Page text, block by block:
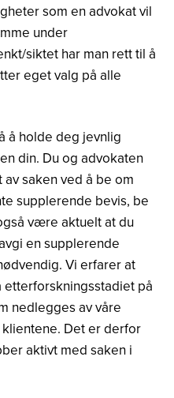
som en advokat vil
under
siktet har man rett til å
eget valg på alle
å holde deg jevnlig
din. Du og advokaten
saken ved å be om
supplerende bevis, be
være aktuelt at du
en supplerende
Vi erfarer at
på
nedlegges av våre
Det er derfor
aktivt med saken i